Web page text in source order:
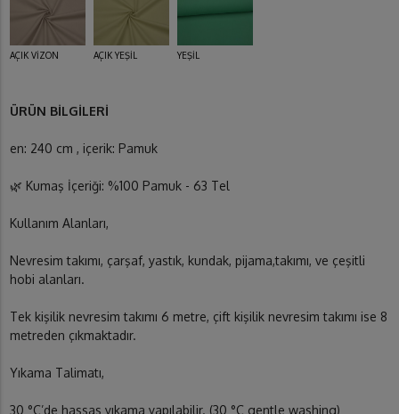
AÇIK VİZON AÇIK YEŞİL YEŞİL
ÜRÜN BİLGİLERİ
en: 240 cm , içerik: Pamuk
🌿 Kumaş İçeriği: %100 Pamuk - 63 Tel
Kullanım Alanları,
Nevresim takımı, çarşaf, yastık, kundak, pijama,takımı, ve çeşitli
hobi alanları.
Tek kişilik nevresim takımı 6 metre, çift kişilik nevresim takımı ise 8
metreden çıkmaktadır.
Yıkama Talimatı,
30 °C’de hassas yıkama yapılabilir. (30 °C gentle washing)